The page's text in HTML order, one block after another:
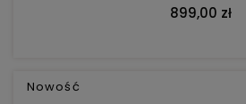
899,00 zł
Nowość